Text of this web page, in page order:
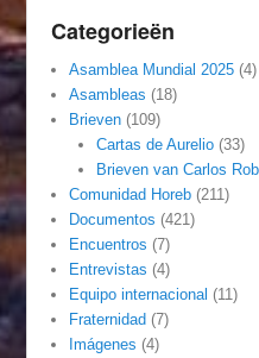
Categorieën
Asamblea Mundial 2025 (4)
Asambleas (18)
Brieven (109)
Cartas de Aurelio(33)
Brieven van Carlos
Comunidad Horeb (211)
Documentos (421)
Encuentros (7)
Entrevistas (4)
Equipo internacional (11)
Fraternidad (7)
Imágenes (4)